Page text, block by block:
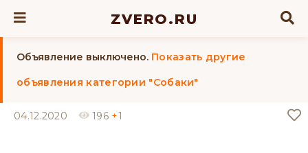
ZVERO.RU
Объявление выключено. Показать другие
объявления категории "Собаки"
04.12.2020 196 +1